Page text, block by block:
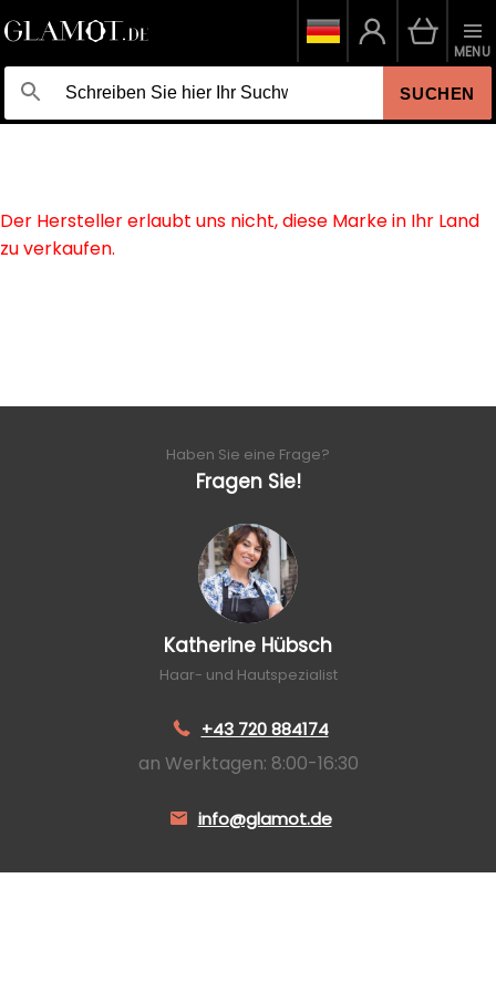
SUCHEN
MENU
Der Hersteller erlaubt uns nicht, diese Marke in Ihr Land
zu verkaufen.
Haben Sie eine Frage?
Fragen Sie!
Katherine Hübsch
Haar- und Hautspezialist
+43 720 884174
an Werktagen: 8:00-16:30
info@glamot.de